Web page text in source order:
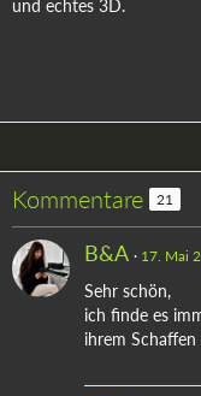
und echtes 3D.
Kommentare 21
B&A 17. Mai
Sehr schön,
ich finde es
ihrem Schaffen